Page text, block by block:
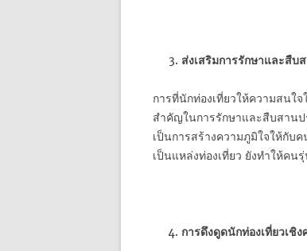
ส่งเสริมการรักษาและสื
การที่นักท่องเที่ยวให้ความสนใ
สำคัญในการรักษาและสืบสานป
เป็นการสร้างความภูมิใจให้กับ
เป็นแหล่งท่องเที่ยว ยังทำให้ค
การดึงดูดนักท่องเที่ยวเชิ